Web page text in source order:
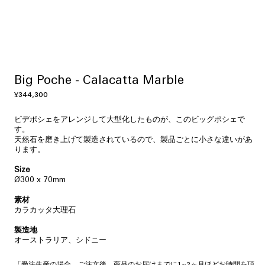
Big Poche - Calacatta Marble
通
価
格
¥344,300
ビデポシェをアレンジして大型化したものが、このビッグポシェで
す。
天然石を磨き上げて製造されているので、製品ごとに小さな違いがあ
ります。
Size
Ø300 x 70mm
素材
カラカッタ大理石
製造地
オーストラリア、シドニー